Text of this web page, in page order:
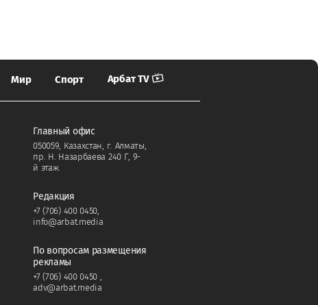
Мир Спорт Арбат TV
Главный офис
050059, Казахстан, г. Алматы,
пр. Н. Назарбаева 240 Г, 9-
й этаж.
Редакция
+7 (706) 400 0450
info@arbat.media
По вопросам размещения
рекламы
+7 (706) 400 0450
adv@arbat.media